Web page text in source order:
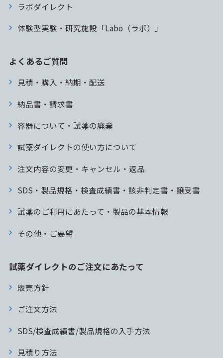
ラボダイレクト
体験型実験・研究施設「Labo（ラボ）」
よくあるご質問
見積・購入・納期・配送
納品書・請求書
容器について・試薬の廃棄
試薬ダイレクトの使い方について
注文内容の変更・キャンセル・返品
SDS・製品規格・検査成績書・該非判定書・譲受書
試薬のご利用にあたって・製品の基本情報
その他・ご要望
試薬ダイレクトのご注文にあたって
販売方針
ご注文方法
SDS/検査成績書/製品規格の入手方法
見積り方法